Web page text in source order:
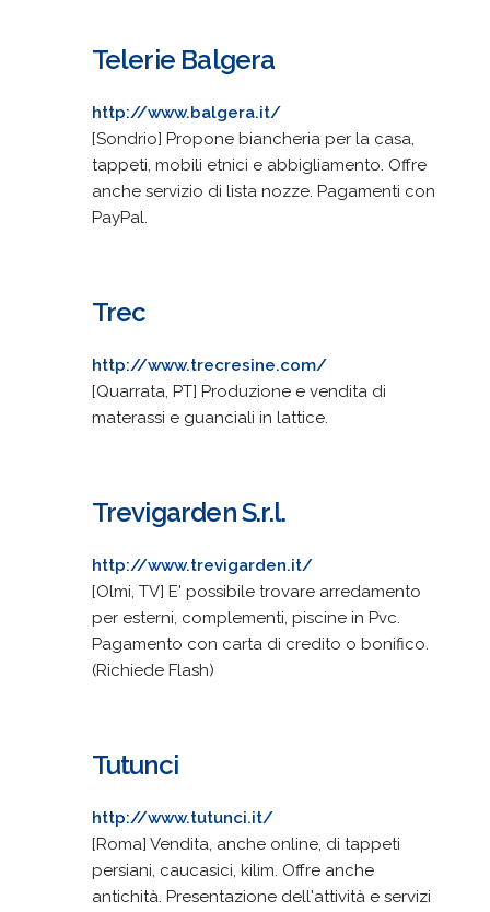
Telerie Balgera
http://www.balgera.it/
[Sondrio] Propone biancheria per la casa,
tappeti, mobili etnici e abbigliamento. Offre
anche servizio di lista nozze. Pagamenti con
PayPal.
Trec
http://www.trecresine.com/
[Quarrata, PT] Produzione e vendita di
materassi e guanciali in lattice.
Trevigarden S.r.l.
http://www.trevigarden.it/
[Olmi, TV] E' possibile trovare arredamento
per esterni, complementi, piscine in Pvc.
Pagamento con carta di credito o bonifico.
(Richiede Flash)
Tutunci
http://www.tutunci.it/
[Roma] Vendita, anche online, di tappeti
persiani, caucasici, kilim. Offre anche
antichità. Presentazione dell'attività e servizi